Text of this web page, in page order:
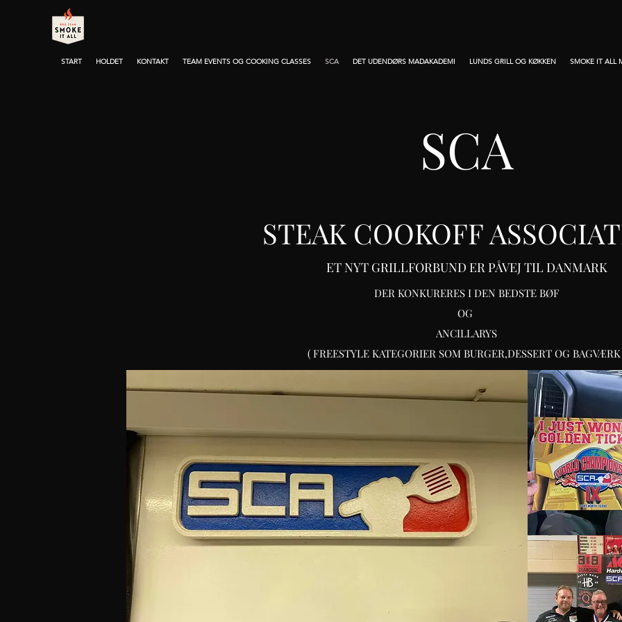
START HOLDET KONTAKT TEAM EVENTS OG COOKING CLASSES SCA DET UDENDØRS MADAKADEMI LUNDS GRILL OG KØKKEN SMOKE IT ALL
SCA
STEAK COOKOFF
ET NYT GRILLFORBUND ER PÅVEJ TIL DANMARK
DER KONKURERES I DEN BEDSTE BØF
OG
ANCILLARYS
( FREESTYLE KATEGORIER SOM BURGER,DESSERT OG